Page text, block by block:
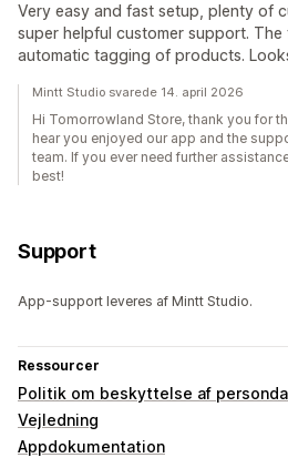
Very easy and fast setup, plenty of
super helpful customer support. The
automatic tagging of products.
Mintt Studio svarede 14. april 2026
Hi Tomorrowland Store, thank you for
hear you enjoyed our app and the
team. If you ever need further
best!
Support
App-support leveres af Mintt Studio.
Ressourcer
Politik om beskyttelse af
Vejledning
Appdokumentation